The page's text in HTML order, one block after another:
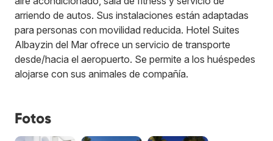
arriendo de autos. Sus instalaciones están adaptadas
para personas con movilidad reducida. Hotel Suites
Albayzin del Mar ofrece un servicio de transporte
desde/hacia el aeropuerto. Se permite a los huéspedes
alojarse con sus animales de compañía.
Fotos